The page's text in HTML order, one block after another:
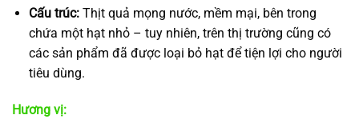
Cấu trúc:Thịt quả mọng nước, mềm mại, bên trong
chứa một hạt nhỏ – tuy nhiên, trên thị trường cũng có
các sản phẩm đã được loại bỏ hạt để tiện lợi cho người
tiêu dùng.
Hương vị: